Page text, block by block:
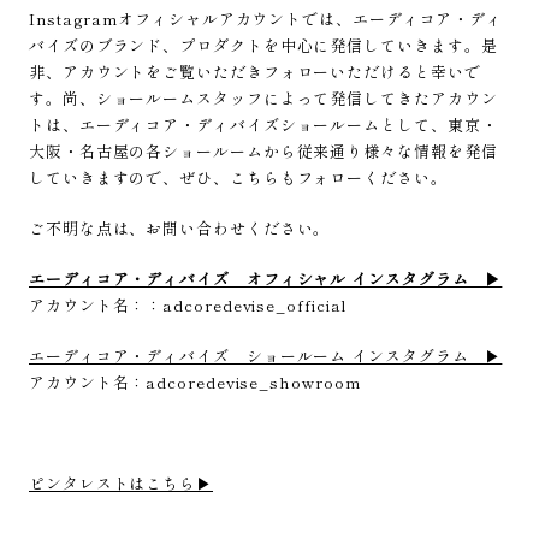
Instagramオフィシャルアカウントでは、エーディコア・ディ
バイズのブランド、プロダクトを中心に発信していきます。是
非、アカウントをご覧いただきフォローいただけると幸いで
す。尚、ショールームスタッフによって発信してきたアカウン
トは、エーディコア・ディバイズショールームとして、東京・
大阪・名古屋の各ショールームから従来通り様々な情報を発信
していきますので、ぜひ、こちらもフォローください。
ご不明な点は、お問い合わせください。
エーディコア・ディバイズ オフィシャル インスタグラム ▶︎
アカウント名：：adcoredevise_official
エーディコア・ディバイズ ショールーム インスタグラム ▶︎
アカウント名：adcoredevise_showroom
ピンタレストはこちら▶︎